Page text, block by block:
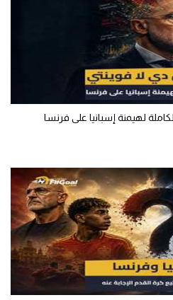
لهيمنة إسبانيا على فرنسا